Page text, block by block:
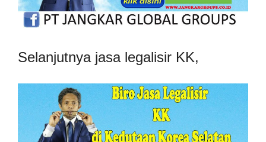
Selanjutnya jasa legalisir KK,